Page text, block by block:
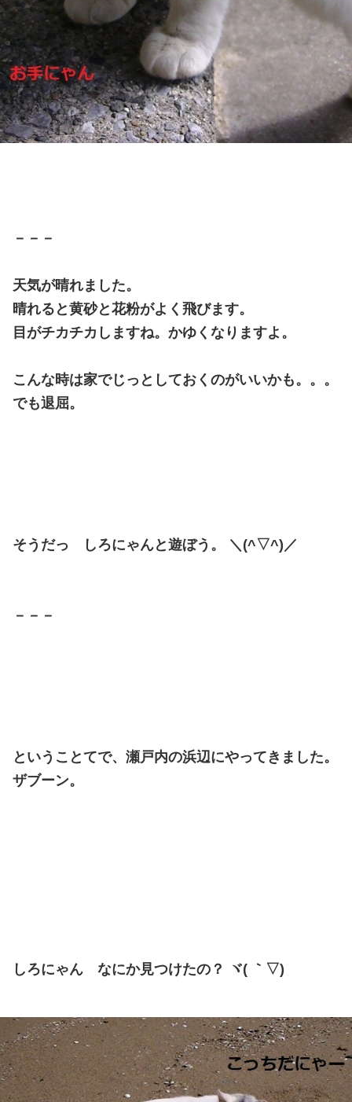
－－－
天気が晴れました。
晴れると黄砂と花粉がよく飛びます。
目がチカチカしますね。かゆくなりますよ。
こんな時は家でじっとしておくのがいいかも。。。
でも退屈。
そうだっ しろにゃんと遊ぼう。 ＼(^▽^)／
－－－
ということてで、瀬戸内の浜辺にやってきました。
ザブーン。
しろにゃん なにか見つけたの？ ヾ( ｀▽)ゞ